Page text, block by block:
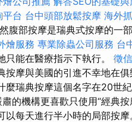
台 台中頭部放鬆按摩 海外
腹部按摩是瑞典式按摩的一
燴服務 專業除蟲公司服務 台
能在醫療指示下執行。 徵
按摩與美國的引進不幸地在
麼瑞典按摩這個名字在20世
肅的機構更喜歡只使用“經典按
以每天進行半小時的局部按